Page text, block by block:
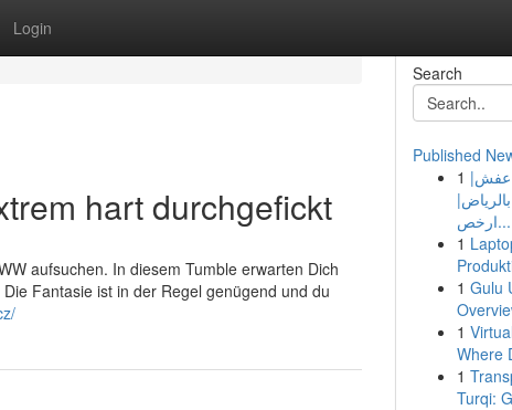
Login
hart durchgefickt
aufsuchen. In diesem Tumble erwarten Dich
Fantasie ist in der Regel genügend und du
Search
Published
1 عفش|
ارخص...
1
1 Gulu
1
Where
1
Turqi: